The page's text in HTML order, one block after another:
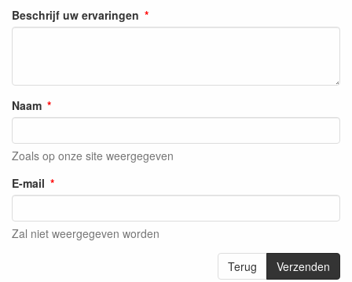
Beschrijf uw ervaringen
Naam
Zoals op onze site weergegeven
E-mail
Zal niet weergegeven worden
Terug Verzenden